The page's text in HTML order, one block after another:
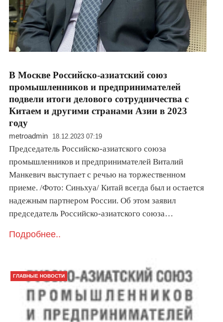
В Москве Российско-азиатский союз
промышленников и предпринимателей
подвели итоги делового сотрудничества с
Китаем и другими странами Азии в 2023
году
metroadmin 18.12.2023 07:19
Председатель Российско-азиатского союза
промышленников и предпринимателей Виталий
Манкевич выступает с речью на торжественном
приеме. /Фото: Синьхуа/ Китай всегда был и остается
надежным партнером России. Об этом заявил
председатель Российско-азиатского союза…
Подробнее..
ГЛАВНЫЕ НОВОСТИ